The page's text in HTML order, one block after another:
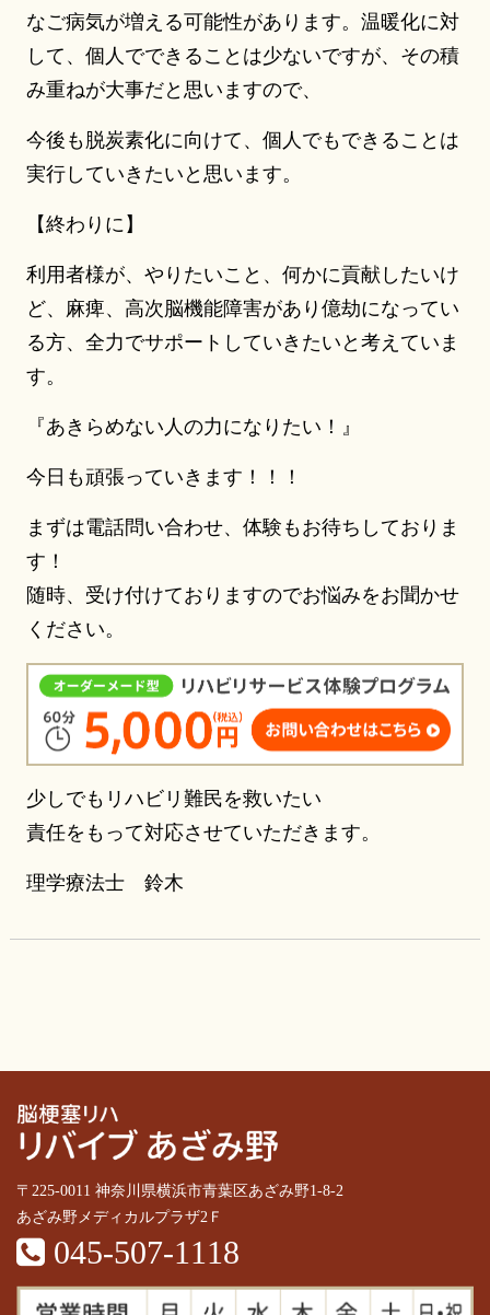
なご病気が増える可能性があります。温暖化に対
して、個人でできることは少ないですが、その積
み重ねが大事だと思いますので、
今後も脱炭素化に向けて、個人でもできることは
実行していきたいと思います。
【終わりに】
利用者様が、やりたいこと、何かに貢献したいけ
ど、麻痺、高次脳機能障害があり億劫になってい
る方、全力でサポートしていきたいと考えていま
す。
『あきらめない人の力になりたい！』
今日も頑張っていきます！！！
まずは電話問い合わせ、体験もお待ちしておりま
す！
随時、受け付けておりますのでお悩みをお聞かせ
ください。
少しでもリハビリ難民を救いたい
責任をもって対応させていただきます。
理学療法士 鈴木
〒225-0011 神奈川県横浜市青葉区あざみ野1-8-2
あざみ野メディカルプラザ2Ｆ
045-507-1118